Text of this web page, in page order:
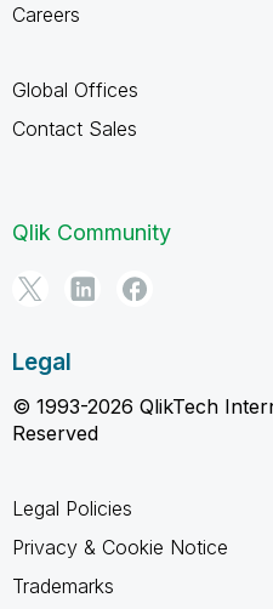
Careers
Global Offices
Contact Sales
Qlik Community
Legal
© 1993-2026 QlikTech
Reserved
Legal Policies
Privacy & Cookie Notice
Trademarks